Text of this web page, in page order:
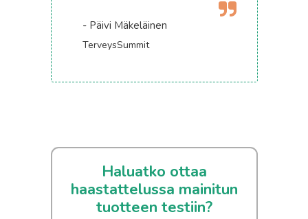
- Päivi Mäkeläinen
TerveysSummit
Haluatko ottaa
haastattelussa mainitun
tuotteen testiin?